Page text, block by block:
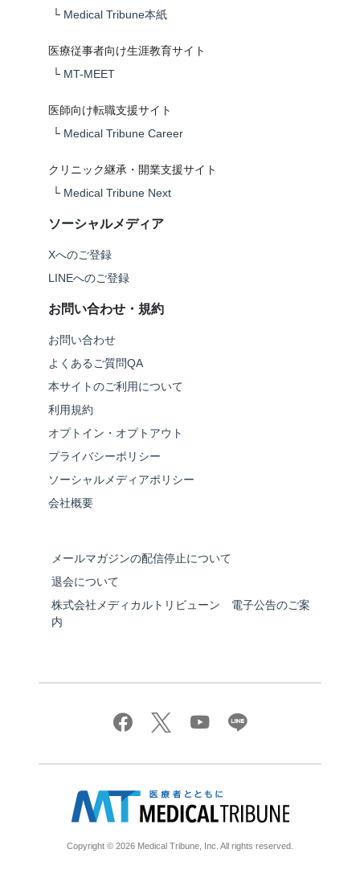
└ Medical Tribune本紙
医療従事者向け生涯教育サイト
└ MT-MEET
医師向け転職支援サイト
└ Medical Tribune Career
クリニック継承・開業支援サイト
└ Medical Tribune Next
ソーシャルメディア
Xへのご登録
LINEへのご登録
お問い合わせ・規約
お問い合わせ
よくあるご質問QA
本サイトのご利用について
利用規約
オプトイン・オプトアウト
プライバシーポリシー
ソーシャルメディアポリシー
会社概要
メールマガジンの配信停止について
退会について
株式会社メディカルトリビューン 電子公告のご案
内
Copyright © 2026 Medical Tribune, Inc. All rights reserved.